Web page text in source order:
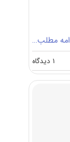
مطلب…
۱ دیدگاه
on
ظرفیت
کنکور